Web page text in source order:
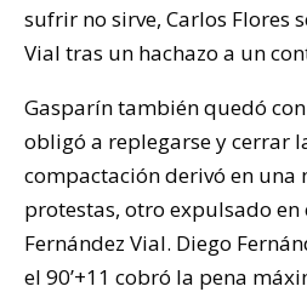
sufrir no sirve, Carlos Flores
Vial tras un hachazo a un
Gasparín también quedó
obligó a replegarse y cerrar
compactación derivó en una
protestas, otro expulsado
Fernández Vial. Diego
el 90’+11 cobró la pena